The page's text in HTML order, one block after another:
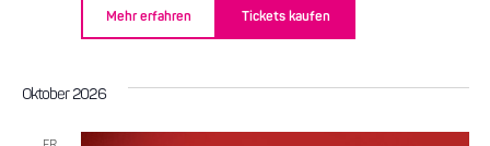
Mehr erfahren Tickets kaufen
Oktober 2026